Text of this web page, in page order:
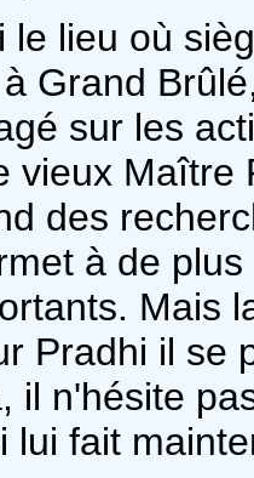
le lieu où
Grand
sur les
vieux
des
à de
Mais
Pradhi il se
n'hésite
lui fait